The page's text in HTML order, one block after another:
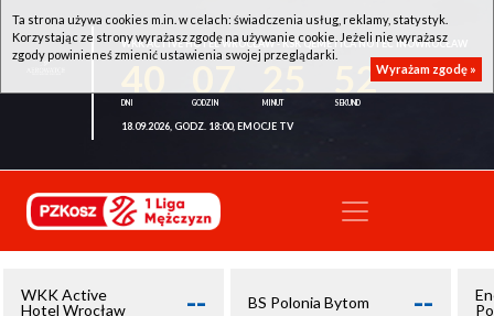
WKK ACTIVE HOTEL WROCŁAW - KSK QEMETICA NOTEĆ INOWROCŁAW
52
18.09.2026, GODZ. 18:00, EMOCJE TV
WKK Active
Hotel Wrocław
-- BS Polonia Bytom --
Ta strona używa cookies m.in. w celach: świadczenia usług, reklamy, statystyk.
Korzystając ze strony wyrażasz zgodę na używanie cookie. Jeżeli nie wyrażasz
zgody powinieneś zmienić ustawienia swojej przeglądarki.
Wyrażam zgodę »